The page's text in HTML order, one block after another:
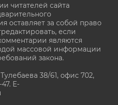
читателей сайта
оставляет за собой право
если
являются
массовой информации
закона.
38/61, офис 702,
E-